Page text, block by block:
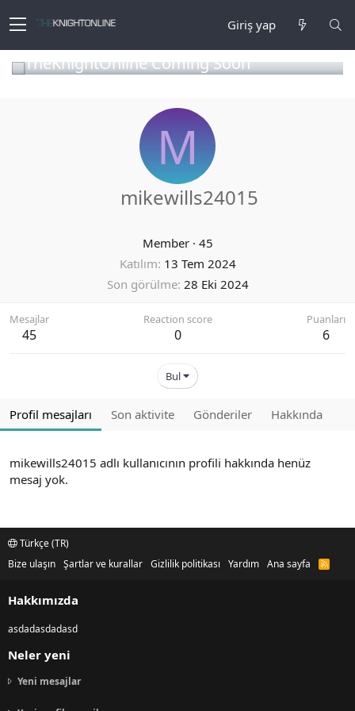
Giriş yap
TheKnightOnline Coming Soon
M
mikewills24015
Member · 45
Katılım 13 Tem 2024
Son görülme 28 Eki 2024
Mesajlar
45
Reaction score
0
Puanları
6
Bul
Profil mesajları Son aktivite Gönderiler Hakkında
mikewills24015 adlı kullanıcının profili hakkında henüz
mesaj yok.
Türkçe (TR)
Bize ulaşın Şartlar ve kurallar Gizlilik politikası Yardım Ana sayfa
R
Hakkımızda
asdadasdadasd
Neler yeni
Yeni mesajlar